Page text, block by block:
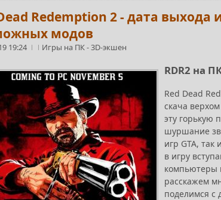
Redemption 2 - дата
модов
19:24 Игры на ПК-3D-экшен
RDR2 на
Red Dead
скача
эту горькую
шуршание
игр GTA,
в игру
компьютеры
расскажем
поделимся с